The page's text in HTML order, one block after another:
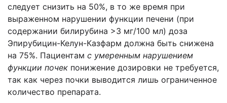
следует снизить на 50%, в то же время при
выраженном нарушении функции печени (при
содержании билирубина >3 мг/100 мл) доза
Эпирубицин-Келун-Казфарм должна быть снижена
на 75%. Пациентам с умеренным нарушением
функции почек понижение дозировки не требуется,
так как через почки выводится лишь ограниченное
количество препарата.